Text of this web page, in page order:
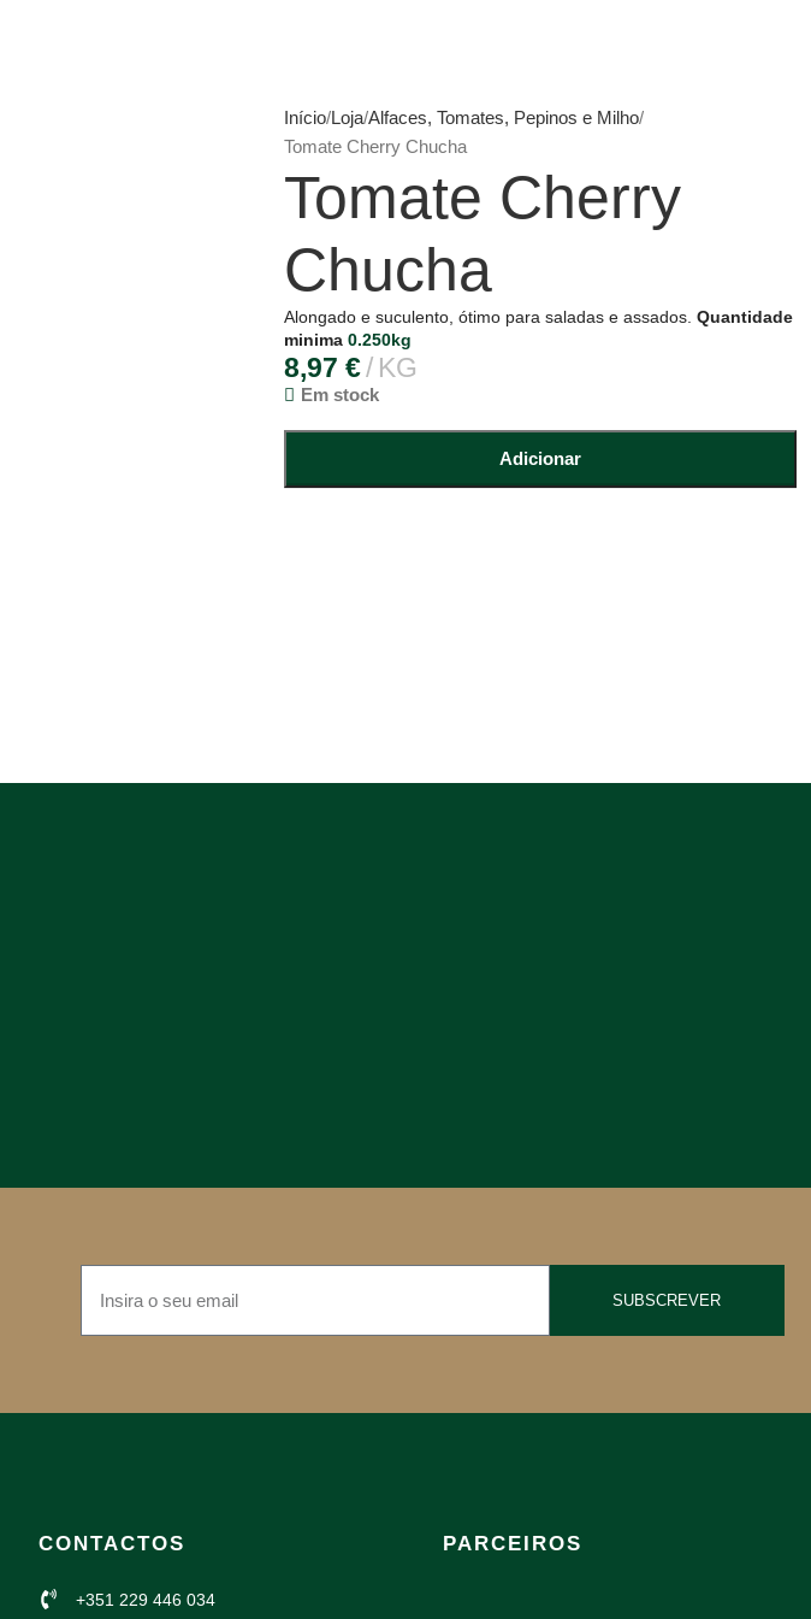
Início Loja Alfaces, Tomates, Pepinos e Milho
Tomate Cherry Chucha
Tomate Cherry
Chucha
Alongado e suculento, ótimo para saladas e assados. Quantidade
minima 0.250kg
8,97 € KG
Em stock
Adicionar
SUBSCREVER
CONTACTOS
+351 229 446 034
PARCEIROS